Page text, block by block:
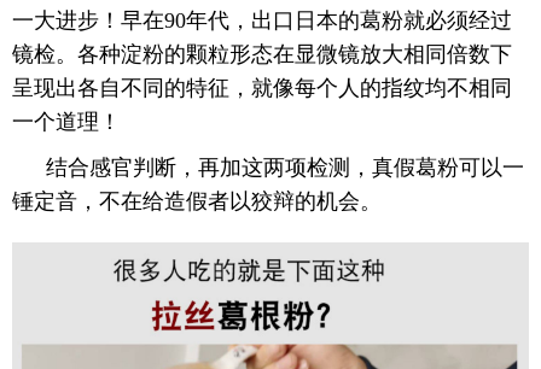
一大进步！早在90年代，出口日本的葛粉就必须经过
镜检。各种淀粉的颗粒形态在显微镜放大相同倍数下
呈现出各自不同的特征，就像每个人的指纹均不相同
一个道理！
结合感官判断，再加这两项检测，真假葛粉可以一
锤定音，不在给造假者以狡辩的机会。